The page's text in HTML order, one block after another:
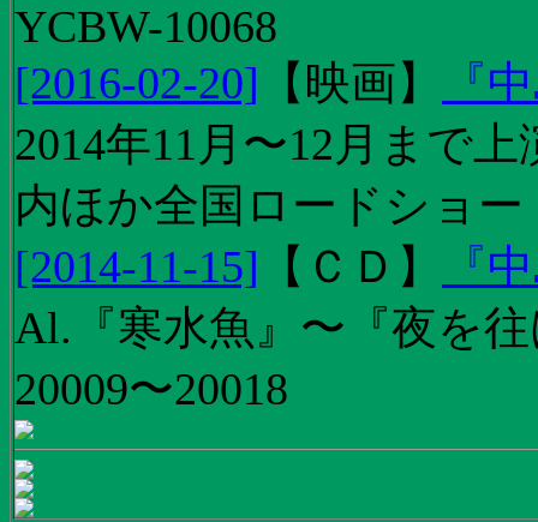
YCBW-10068
[2016-02-20] 【 映画】
『
2014年11月〜12月まで
内ほか全国ロードショー
[2014-11-15] 【 ＣＤ 】
『
Al.『寒水魚』〜『夜を
20009〜20018